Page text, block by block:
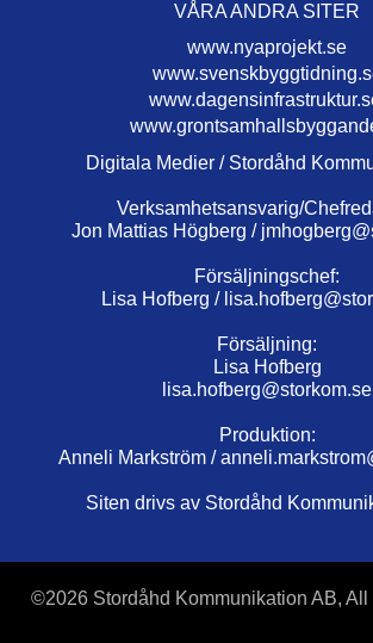
VÅRA ANDRA SITER
www.nyaprojekt.se
Digitala Medier / Stordåhd
Verksamhetsansvarig/
Jon Mattias Högberg /
Försäljningschef:
Lisa Hofberg /
Försäljning:
Lisa Hofberg
lisa.hofberg@storkom.se
Produktion:
Anneli Markström /
Siten drivs av Stordåhd
©2026 Stordåhd Kommunikation AB, All